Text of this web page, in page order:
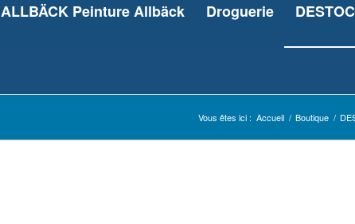
ALLBÄCK Peinture Allbäck Droguerie
Vous êtes ici : Accueil / Boutique /